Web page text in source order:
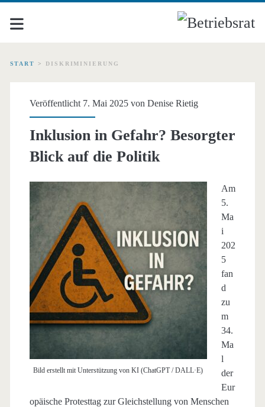
START > DISKRIMINIERUNG
Schlagwort:
Veröffentlicht 7. Mai 2025 von Denise Rietig
Inklusion in Gefahr? Besorgter
Blick auf die Politik
Bild erstellt mit Unterstützung von KI (ChatGPT / DALL·E)
Am
5.
Ma
i
202
5
fan
d
zu
m
34.
Ma
l
der
Eur
opäische Protesttag zur Gleichstellung von Menschen